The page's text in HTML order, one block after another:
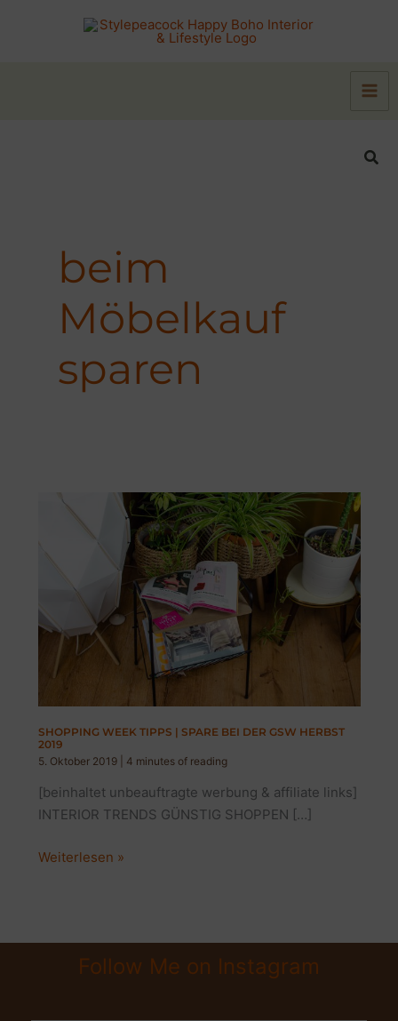
beim
Möbelkauf
sparen
SHOPPING WEEK TIPPS | SPARE BEI DER GSW HERBST
2019
5. Oktober 2019
4 minutes of reading
[beinhaltet unbeauftragte werbung & affiliate links]
INTERIOR TRENDS GÜNSTIG SHOPPEN […]
SHOPPING
SPARE
Weiterlesen »
Follow Me on Instagram